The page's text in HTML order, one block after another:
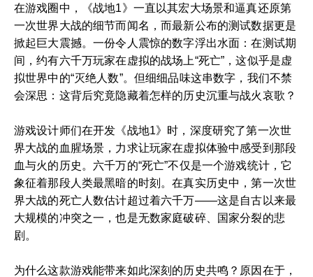
在游戏圈中，《战地1》一直以其宏大场景和逼真还原第
一次世界大战的细节而闻名，而最新公布的测试数据更是
掀起巨大震撼。一份令人震惊的数字浮出水面：在测试期
间，约有六千万玩家在虚拟的战场上“死亡”，这似乎是虚
拟世界中的“灭绝人数”。但细细品味这串数字，我们不禁
会深思：这背后究竟隐藏着怎样的历史沉重与战火哀歌？
游戏设计师们在开发《战地1》时，深度研究了第一次世
界大战的血腥场景，力求让玩家在虚拟体验中感受到那段
血与火的历史。六千万的“死亡”不仅是一个游戏统计，它
象征着那段人类最黑暗的时刻。在真实历史中，第一次世
界大战的死亡人数估计超过着六千万——这是自古以来最
大规模的冲突之一，也是无数家庭破碎、国家分裂的悲
剧。
为什么这款游戏能带来如此深刻的历史共鸣？原因在于，